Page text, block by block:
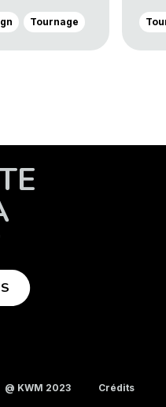
Tournage
@ KWM 2023 Crédits